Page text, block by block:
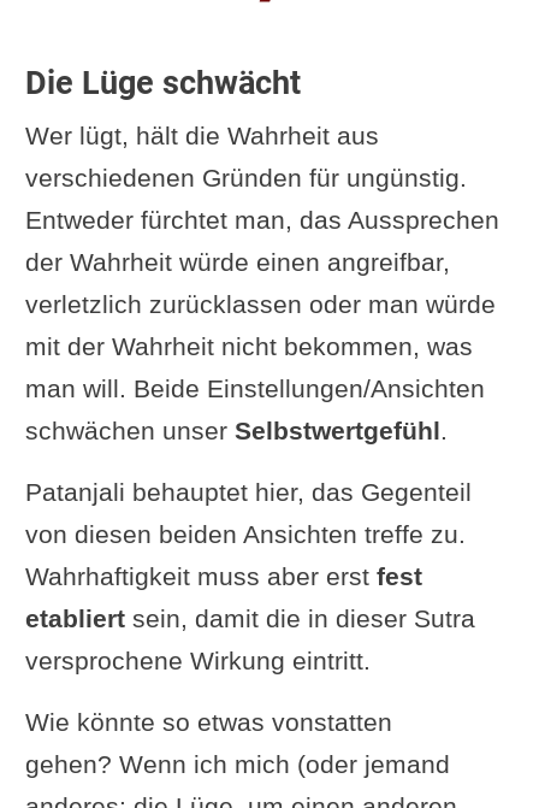
Die Lüge schwächt
Wer lügt, hält die Wahrheit aus
verschiedenen Gründen für ungünstig.
Entweder fürchtet man, das Aussprechen
der Wahrheit würde einen angreifbar,
verletzlich zurücklassen oder man würde
mit der Wahrheit nicht bekommen, was
man will. Beide Einstellungen/Ansichten
schwächen unser Selbstwertgefühl.
Patanjali behauptet hier, das Gegenteil
von diesen beiden Ansichten treffe zu.
Wahrhaftigkeit muss aber erst fest
etabliertsein, damit die in dieser Sutra
versprochene Wirkung eintritt.
Wie könnte so etwas vonstatten
gehen? Wenn ich mich (oder jemand